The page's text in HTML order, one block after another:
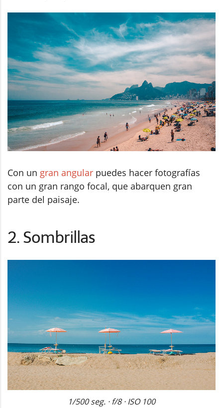
Con un gran angular puedes hacer fotografías
con un gran rango focal, que abarquen gran
parte del paisaje.
2. Sombrillas
1/500 seg. · f/8 · ISO 100